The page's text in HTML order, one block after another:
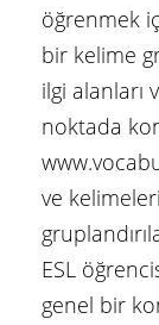
öğrenmek
bir kelime
ilgi alanları
noktada
ve
ESL
genel bir